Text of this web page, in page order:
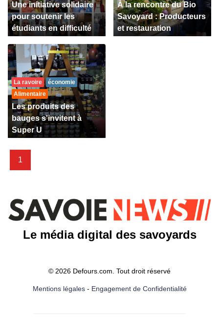
Une initiative solidaire
pour soutenir les
étudiants en difficulté
À la rencontre du Bio
Savoyard : Producteurs
et restauration
La ravoire
économie
Alimentaire
Les produits des
bauges s'invitent à
Super U
1
Le média digital des savoyards
© 2026 Defours.com. Tout droit réservé
Mentions légales- Engagement de Confidentialité